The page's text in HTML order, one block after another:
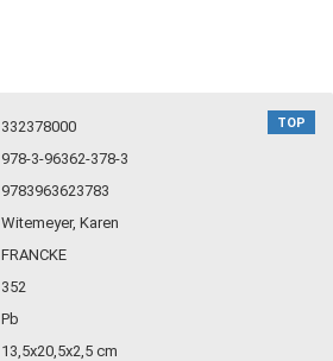
TOP
332378000
978-3-96362-378-3
9783963623783
Witemeyer, Karen
FRANCKE
352
Pb
13,5x20,5x2,5 cm